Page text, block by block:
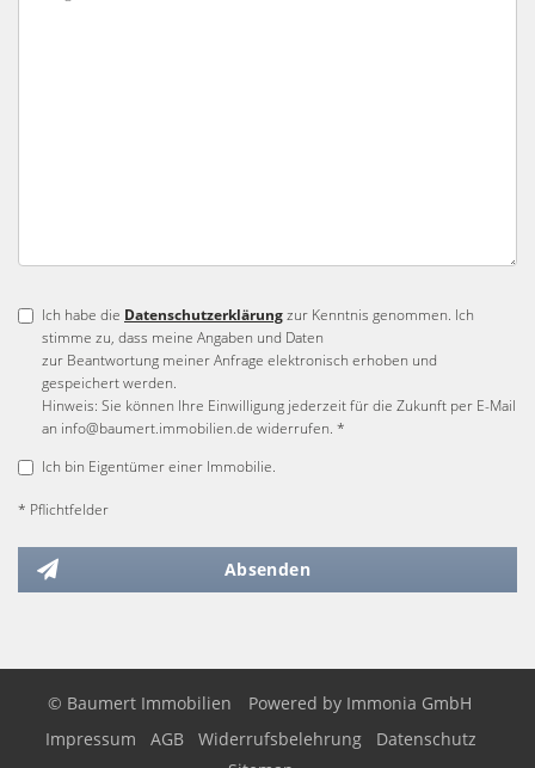
Ich habe die Datenschutzerklärungzur Kenntnis genommen. Ich
stimme zu, dass meine Angaben und Daten
zur Beantwortung meiner Anfrage elektronisch erhoben und
gespeichert werden.
Hinweis: Sie können Ihre Einwilligung jederzeit für die Zukunft per E-Mail
an info@baumert.immobilien.de widerrufen. *
Ich bin Eigentümer einer Immobilie.
* Pflichtfelder
Absenden
© Baumert Immobilien Powered by Immonia GmbH
Impressum
AGB Widerrufsbelehrung
Datenschutz